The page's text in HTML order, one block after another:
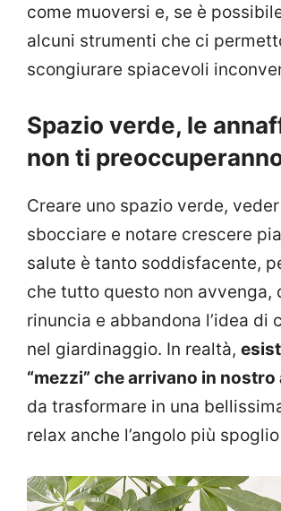
come muoversi e, se è
alcuni strumenti che ci
scongiurare spiacevoli
Spazio verde, le
non ti
Creare uno spazio verde,
sbocciare e notare crescere
salute è tanto soddisfacente,
che tutto questo non avvenga,
rinuncia e abbandona l’idea di
nel giardinaggio. In realtà,
“mezzi” che arrivano in nostro
da trasformare in una
relax anche l’angolo più